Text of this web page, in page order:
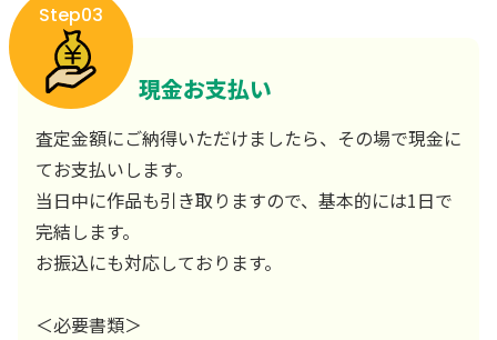
Step03
現金お支払い
査定金額にご納得いただけましたら、その場で現金に
てお支払いします。
当日中に作品も引き取りますので、基本的には1日で
完結します。
お振込にも対応しております。
＜必要書類＞